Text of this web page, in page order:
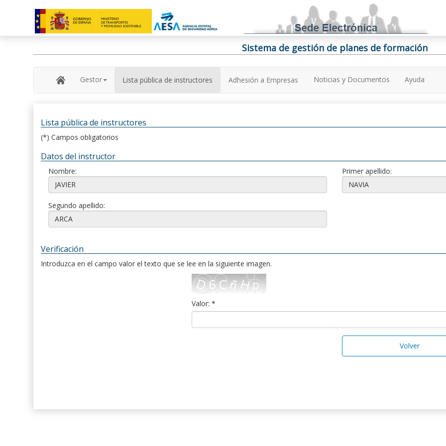
Sistema de gestión de planes de formación
Gestor Lista pública de instructores Adhesión a Empresas Noticias y Documentos Ayuda
Lista pública de instructores
(*) Campos obligatorios
Datos del instructor
Nombre: Primer apellido:
Segundo apellido:
Verificación
Introduzca en el campo valor el texto que se lee en la siguiente imagen.
Valor: *
Volver